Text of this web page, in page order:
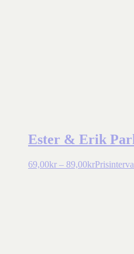
Ester & Erik
69,00kr – 89,00kr